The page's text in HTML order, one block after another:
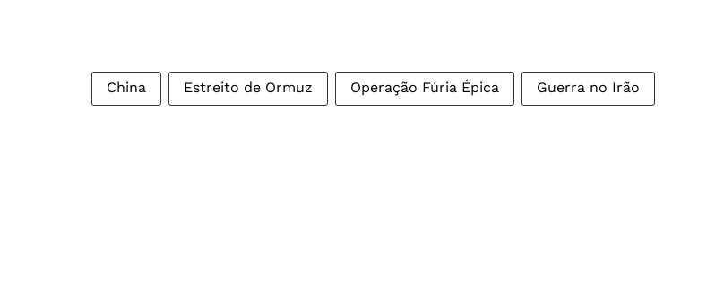
China Estreito de Ormuz Operação Fúria Épica Guerra no Irão